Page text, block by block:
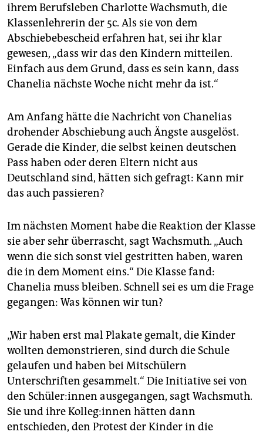
ihrem Berufsleben Charlotte Wachsmuth, die
Klassenlehrerin der 5c. Als sie von dem
Abschiebebescheid erfahren hat, sei ihr klar
gewesen, „dass wir das den Kindern mitteilen.
Einfach aus dem Grund, dass es sein kann, dass
Chanelia nächste Woche nicht mehr da ist.“
Am Anfang hätte die Nachricht von Chanelias
drohender Abschiebung auch Ängste ausgelöst.
Gerade die Kinder, die selbst keinen deutschen
Pass haben oder deren Eltern nicht aus
Deutschland sind, hätten sich gefragt: Kann mir
das auch passieren?
Im nächsten Moment habe die Reaktion der Klasse
sie aber sehr überrascht, sagt Wachsmuth. „Auch
wenn die sich sonst viel gestritten haben, waren
die in dem Moment eins.“ Die Klasse fand:
Chanelia muss bleiben. Schnell sei es um die Frage
gegangen: Was können wir tun?
„Wir haben erst mal Plakate gemalt, die Kinder
wollten demonstrieren, sind durch die Schule
gelaufen und haben bei Mitschülern
Unterschriften gesammelt.“ Die Initiative sei von
den Schü­le­r:in­nen ausgegangen, sagt Wachsmuth.
Sie und ihre Kol­le­g:in­nen hätten dann
entschieden, den Protest der Kinder in die